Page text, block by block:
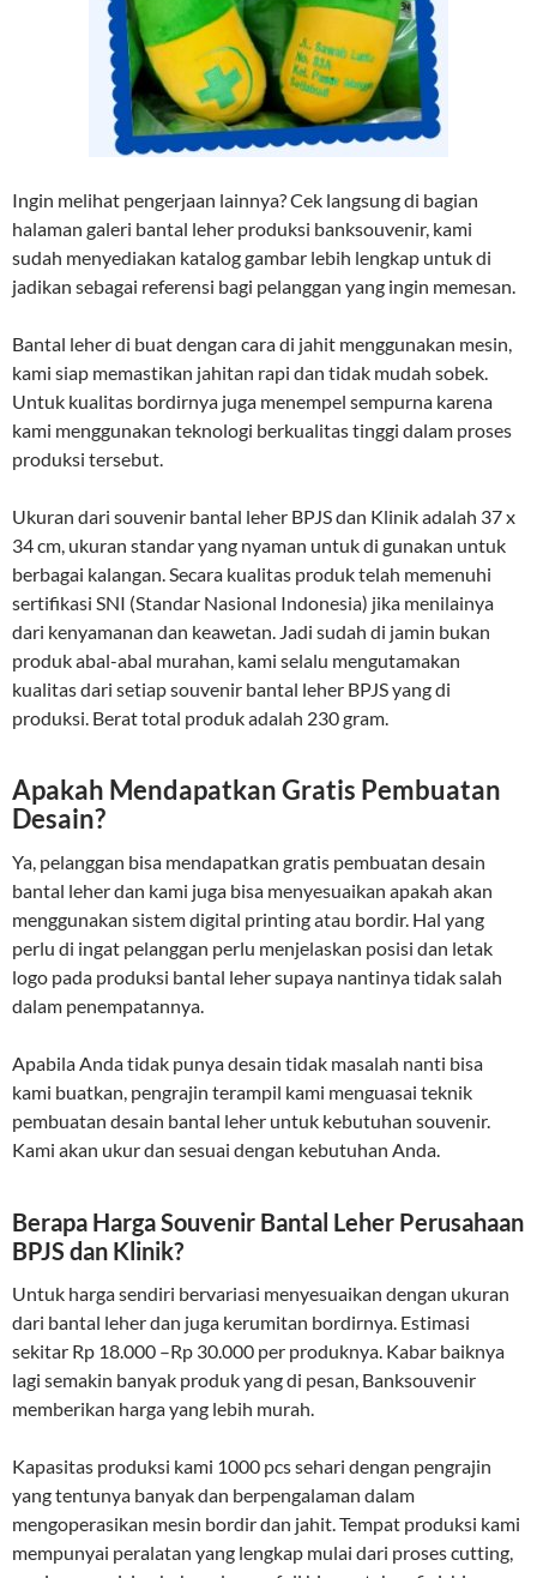
Ingin melihat pengerjaan lainnya? Cek langsung di bagian
halaman galeri bantal leher produksi banksouvenir, kami
sudah menyediakan katalog gambar lebih lengkap untuk di
jadikan sebagai referensi bagi pelanggan yang ingin memesan.
Bantal leher di buat dengan cara di jahit menggunakan mesin,
kami siap memastikan jahitan rapi dan tidak mudah sobek.
Untuk kualitas bordirnya juga menempel sempurna karena
kami menggunakan teknologi berkualitas tinggi dalam proses
produksi tersebut.
Ukuran dari souvenir bantal leher BPJS dan Klinik adalah 37 x
34 cm, ukuran standar yang nyaman untuk di gunakan untuk
berbagai kalangan. Secara kualitas produk telah memenuhi
sertifikasi SNI (Standar Nasional Indonesia) jika menilainya
dari kenyamanan dan keawetan. Jadi sudah di jamin bukan
produk abal-abal murahan, kami selalu mengutamakan
kualitas dari setiap souvenir bantal leher BPJS yang di
produksi. Berat total produk adalah 230 gram.
Apakah Mendapatkan Gratis Pembuatan
Desain?
Ya, pelanggan bisa mendapatkan gratis pembuatan desain
bantal leher dan kami juga bisa menyesuaikan apakah akan
menggunakan sistem digital printing atau bordir. Hal yang
perlu di ingat pelanggan perlu menjelaskan posisi dan letak
logo pada produksi bantal leher supaya nantinya tidak salah
dalam penempatannya.
Apabila Anda tidak punya desain tidak masalah nanti bisa
kami buatkan, pengrajin terampil kami menguasai teknik
pembuatan desain bantal leher untuk kebutuhan souvenir.
Kami akan ukur dan sesuai dengan kebutuhan Anda.
Berapa Harga Souvenir Bantal Leher Perusahaan
BPJS dan Klinik?
Untuk harga sendiri bervariasi menyesuaikan dengan ukuran
dari bantal leher dan juga kerumitan bordirnya. Estimasi
sekitar Rp 18.000 –Rp 30.000 per produknya. Kabar baiknya
lagi semakin banyak produk yang di pesan, Banksouvenir
memberikan harga yang lebih murah.
Kapasitas produksi kami 1000 pcs sehari dengan pengrajin
yang tentunya banyak dan berpengalaman dalam
mengoperasikan mesin bordir dan jahit. Tempat produksi kami
mempunyai peralatan yang lengkap mulai dari proses cutting,